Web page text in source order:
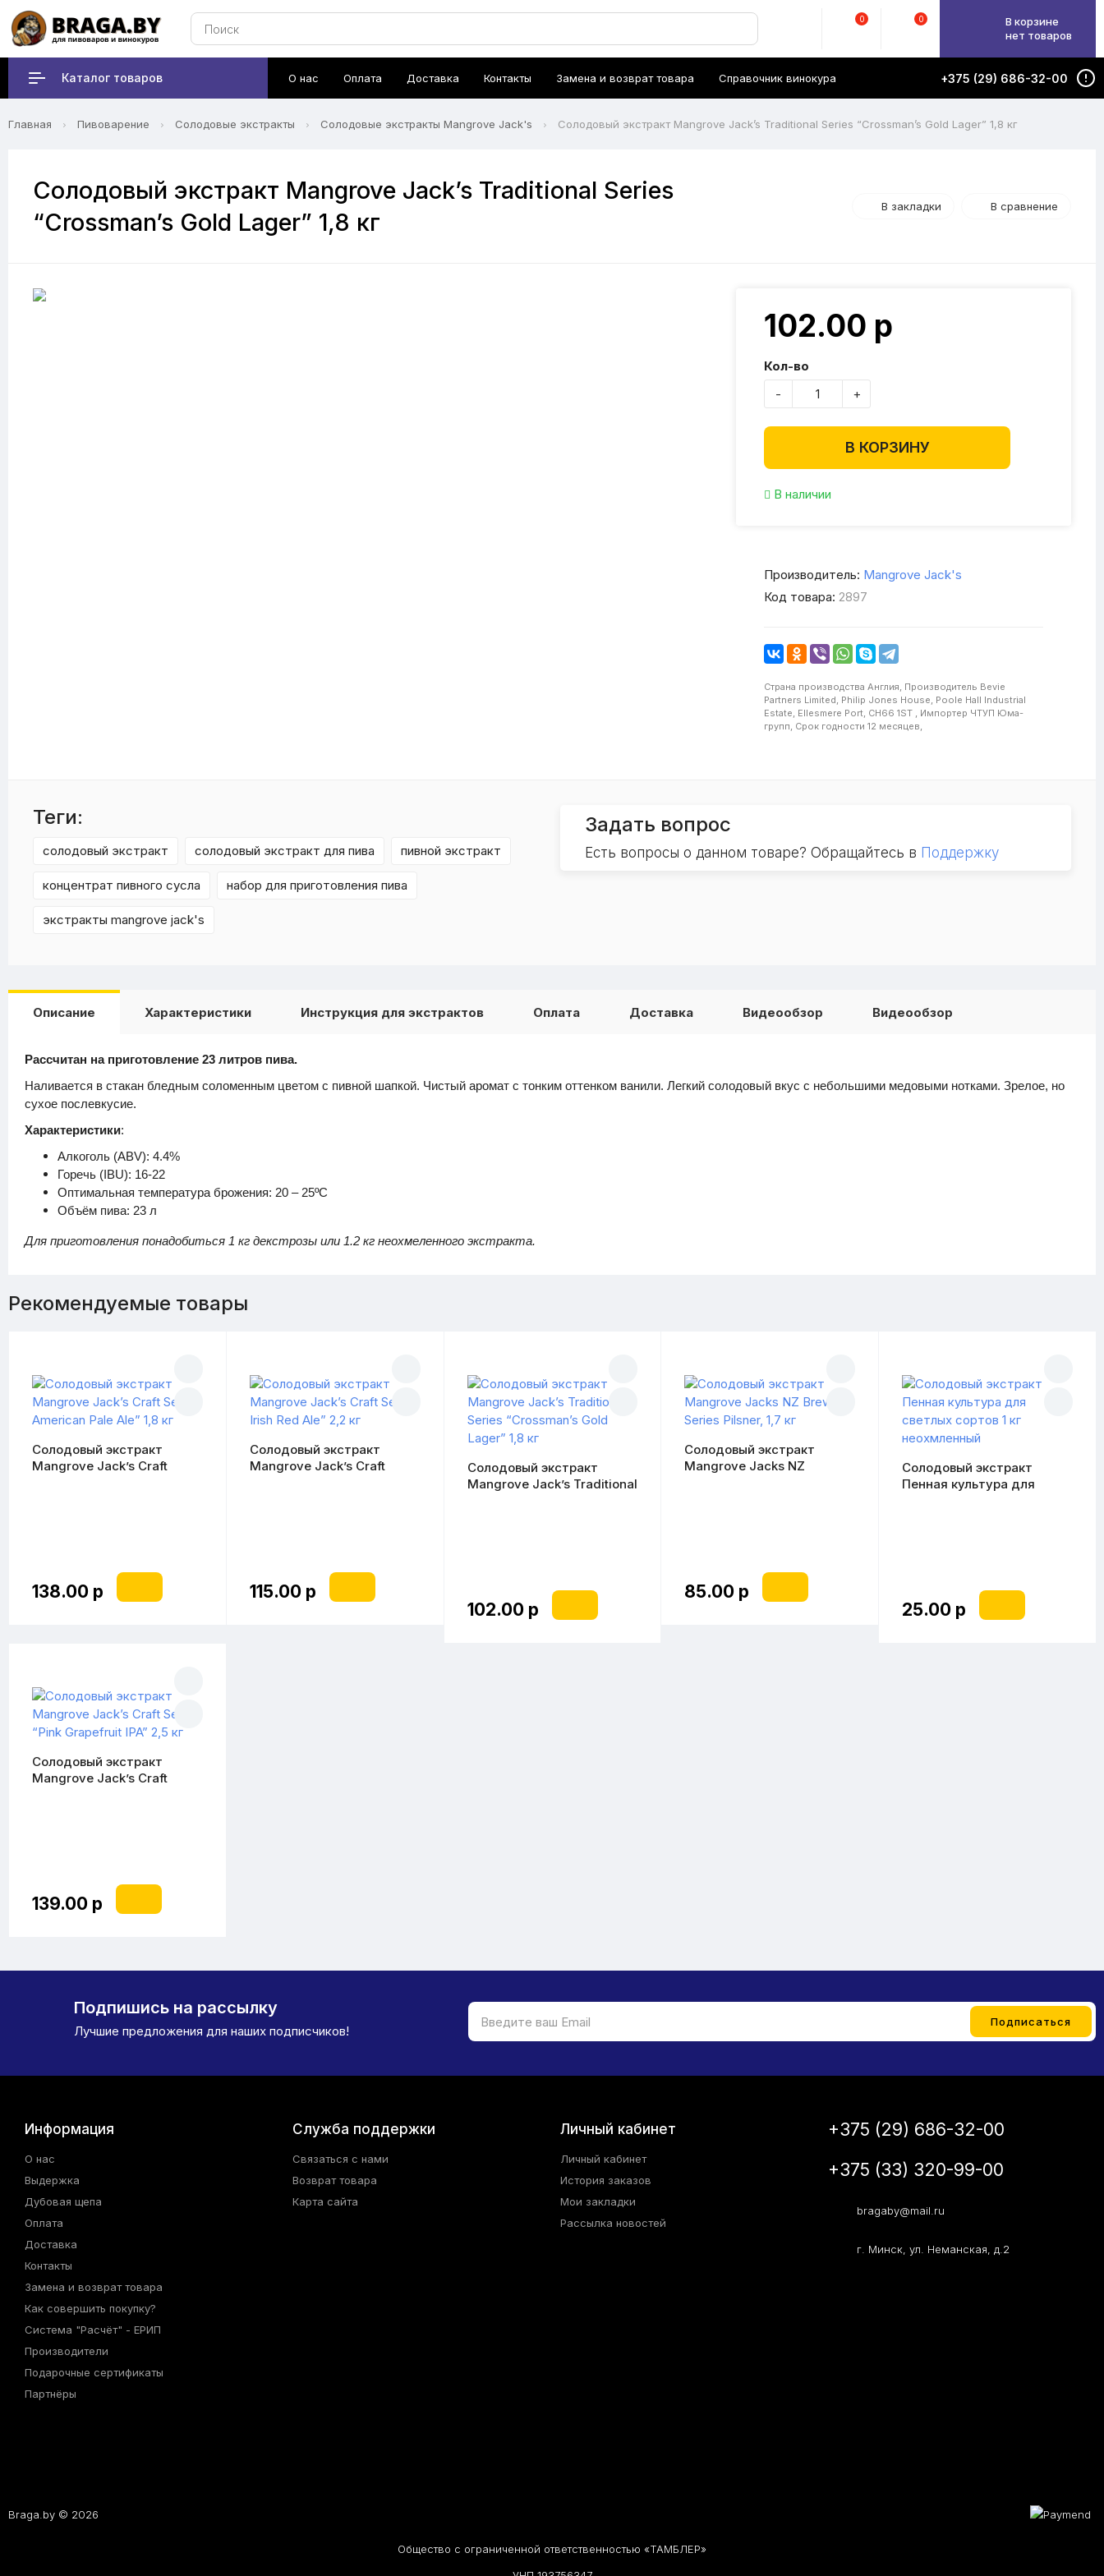
0 0
В корзине
нет товаров
Каталог товаров О нас Оплата Доставка Контакты Замена и возврат товара Справочник винокура +375 (29) 686-32-00
Главная Пивоварение Солодовые экстракты Солодовые экстракты Mangrove Jack's Солодовый экстракт Mangrove Jack’s Traditional Series “Crossman’s Gold Lager” 1,8 кг
Солодовый экстракт Mangrove Jack’s Traditional Series
“Crossman’s Gold Lager” 1,8 кг
В закладки В сравнение
102.00 р
Кол-во
-
+
В КОРЗИНУ
В наличии
Производитель: Mangrove Jack's
Код товара: 2897
Страна производства Англия, Производитель Bevie
Partners Limited, Philip Jones House, Poole Hall Industrial
Estate, Ellesmere Port, CH66 1ST , Импортер ЧТУП Юма-
групп, Срок годности 12 месяцев,
Теги:
солодовый экстракт солодовый экстракт для пива пивной экстракт
концентрат пивного сусла набор для приготовления пива
экстракты mangrove jack's
Задать вопрос
Есть вопросы о данном товаре? Обращайтесь в Поддержку
Описание Характеристики Инструкция для экстрактов Оплата Доставка Видеообзор Видеообзор
Рассчитан на приготовление 23 литров пива.
Наливается в стакан бледным соломенным цветом с пивной шапкой. Чистый аромат с тонким оттенком ванили. Легкий солодовый вкус с небольшими медовыми нотками. Зрелое, но
сухое послевкусие.
Характеристики:
Алкоголь (ABV): 4.4%
Горечь (IBU): 16-22
Оптимальная температура брожения: 20 – 25ºC
Объём пива: 23 л
Для приготовления понадобиться 1 кг декстрозы или 1.2 кг неохмеленного экстракта.
Рекомендуемые товары
Солодовый экстракт
Mangrove Jack’s Craft
138.00 р
Солодовый экстракт
Mangrove Jack’s Craft
115.00 р
Солодовый экстракт
Mangrove Jack’s Traditional
102.00 р
Солодовый экстракт
Mangrove Jacks NZ
85.00 р
Солодовый экстракт
Пенная культура для
25.00 р
Солодовый экстракт
Mangrove Jack’s Craft
139.00 р
Подпишись на рассылку
Лучшие предложения для наших подписчиков!
Информация
О нас
Выдержка
Дубовая щепа
Оплата
Доставка
Контакты
Замена и возврат товара
Как совершить покупку?
Система "Расчёт" - ЕРИП
Производители
Подарочные сертификаты
Партнёры
Служба поддержки
Связаться с нами
Возврат товара
Карта сайта
Личный кабинет
Личный кабинет
История заказов
Мои закладки
Рассылка новостей
+375 (29) 686-32-00
+375 (33) 320-99-00
bragaby@mail.ru
г. Минск, ул. Неманская, д.2
Braga.by © 2026
Общество с ограниченной ответственностью «ТАМБЛЕР»